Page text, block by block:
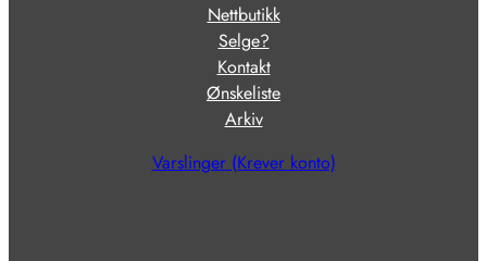
Nettbutikk
Selge?
Kontakt
Ønskeliste
Arkiv
Varslinger (Krever konto)